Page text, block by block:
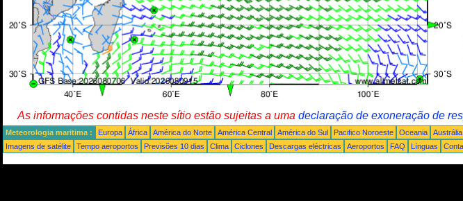
As informações contidas neste sítio estão sujeitas a uma declaração de exoneração de
Meteorologia maritima : Europa África América do Norte América Central América do Sul Pacifico Noroeste Oceania Austrália
Imagens de satélite
Tempo aeroportos Previsões 10 dias Clima Ciclones Descargas eléctricas Aeroportos FAQ Línguas